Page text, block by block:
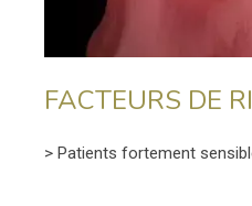
FACTEURS DE
> Patients fortement